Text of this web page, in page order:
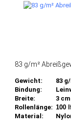
83 g/m²
Gewicht:
83
Bindung:
Breite:
3 cm
Rollenlänge: 100
Material: